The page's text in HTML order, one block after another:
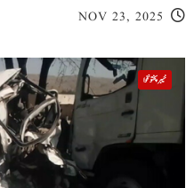
NOV 23, 2025
خیبر پختونخوا